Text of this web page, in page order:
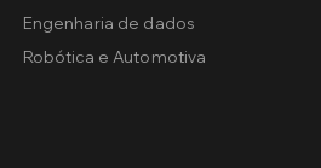
Engenharia de dados
Robótica e Automotiva